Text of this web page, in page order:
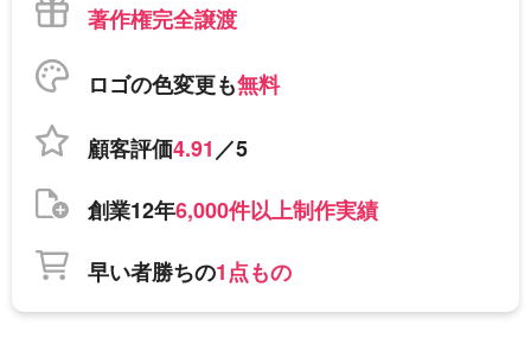
著作権完全譲渡
ロゴの色変更も無料
顧客評価4.91／5
創業12年6,000件以上制作実績
早い者勝ちの1点もの